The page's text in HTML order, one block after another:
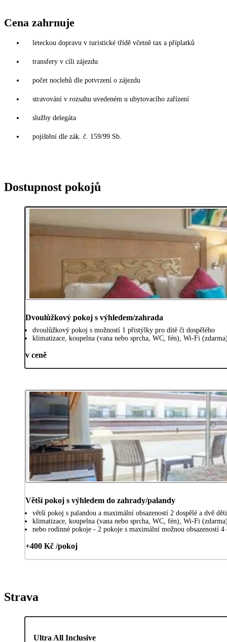
Cena zahrnuje
leteckou dopravu v turistické třídě včetně tax a příplatků
transfery v cíli zájezdu
počet noclehů dle potvrzení o zájezdu
stravování v rozsahu uvedeném u ubytovacího zařízení
služby delegáta
pojištění dle zák. č. 159/99 Sb.
Dostupnost pokojů
Dvoulůžkový pokoj s výhledem/zahrada
dvoulůžkový pokoj s možností 1 přistýlky pro dítě či dospělého
klimatizace, koupelna (vana nebo sprcha, WC, fén), Wi-Fi
v ceně
Větší pokoj s výhledem do zahrady/palandy
větší pokoj s palandou a maximální obsazeností 2 dospělé a dvě
klimatizace, koupelna (vana nebo sprcha, WC, fén), Wi-Fi
nebo rodinné pokoje - 2 pokoje s maximální možnou obsazeností 4
+400 Kč /pokoj
Strava
Ultra All Inclusive